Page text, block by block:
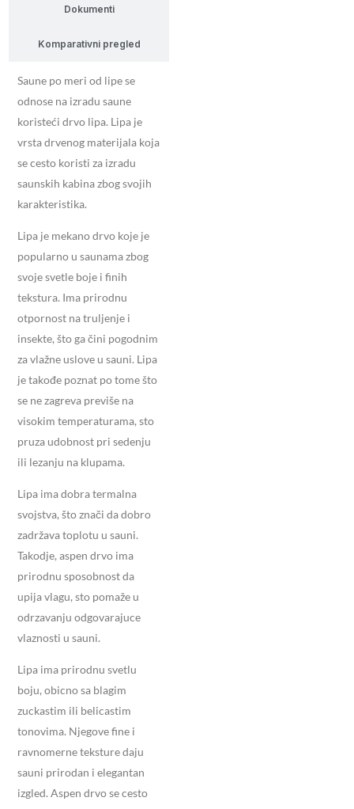
Dokumenti
Komparativni pregled
Saune po meri od lipe se
odnose na izradu saune
koristeći drvo lipa. Lipa je
vrsta drvenog materijala koja
se cesto koristi za izradu
saunskih kabina zbog svojih
karakteristika.
Lipa je mekano drvo koje je
popularno u saunama zbog
svoje svetle boje i finih
tekstura. Ima prirodnu
otpornost na truljenje i
insekte, što ga čini pogodnim
za vlažne uslove u sauni. Lipa
je takođe poznat po tome što
se ne zagreva previše na
visokim temperaturama, sto
pruza udobnost pri sedenju
ili lezanju na klupama.
Lipa ima dobra termalna
svojstva, što znači da dobro
zadržava toplotu u sauni.
Takodje, aspen drvo ima
prirodnu sposobnost da
upija vlagu, sto pomaže u
odrzavanju odgovarajuce
vlaznosti u sauni.
Lipa ima prirodnu svetlu
boju, obicno sa blagim
zuckastim ili belicastim
tonovima. Njegove fine i
ravnomerne teksture daju
sauni prirodan i elegantan
izgled. Aspen drvo se cesto